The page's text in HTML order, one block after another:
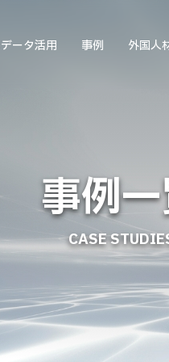
ータ活用 事例 外国人
事例
CASE